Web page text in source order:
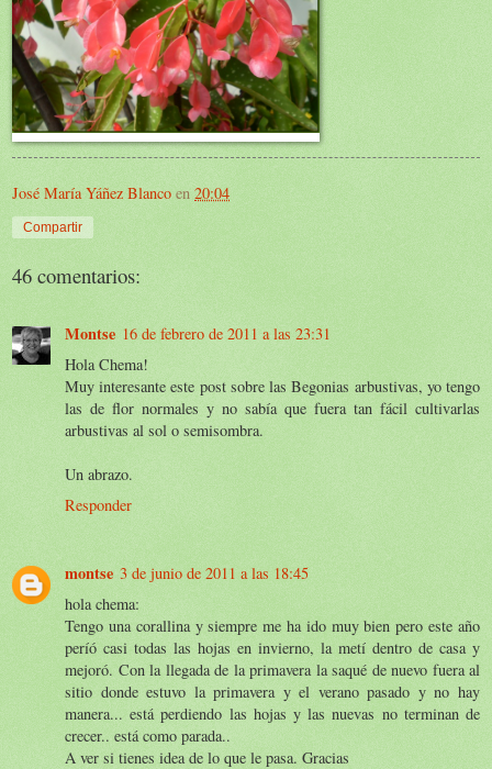
José María Yáñez Blanco en 20:04
Compartir
46 comentarios:
Montse 16 de febrero de 2011 a las 23:31
Hola Chema!
Muy interesante este post sobre las Begonias arbustivas, yo tengo
las de flor normales y no sabía que fuera tan fácil cultivarlas
arbustivas al sol o semisombra.
Un abrazo.
Responder
montse 3 de junio de 2011 a las 18:45
hola chema:
Tengo una corallina y siempre me ha ido muy bien pero este año
períó casi todas las hojas en invierno, la metí dentro de casa y
mejoró. Con la llegada de la primavera la saqué de nuevo fuera al
sitio donde estuvo la primavera y el verano pasado y no hay
manera... está perdiendo las hojas y las nuevas no terminan de
crecer.. está como parada..
A ver si tienes idea de lo que le pasa. Gracias